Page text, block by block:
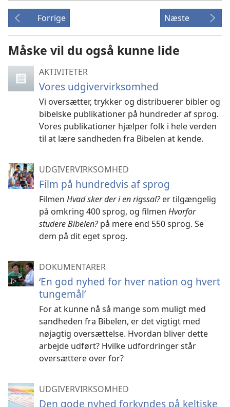
Forrige Næste
Måske vil du også kunne lide
AKTIVITETER
Vores udgivervirksomhed
Vi oversætter, trykker og distribuerer bibler og
bibelske publikationer på hundreder af sprog.
Vores publikationer hjælper folk i hele verden
til at lære sandheden fra Bibelen at kende.
UDGIVERVIRKSOMHED
Film på hundredvis af sprog
Filmen Hvad sker der i en rigssal?er tilgængelig
på omkring 400 sprog, og filmen Hvorfor
studere Bibelen?på mere end 550 sprog. Se
dem på dit eget sprog.
DOKUMENTARER
‘En god nyhed for hver nation og hvert
tungemål’
For at kunne nå så mange som muligt med
sandheden fra Bibelen, er det vigtigt med
nøjagtig oversættelse. Hvordan bliver dette
arbejde udført? Hvilke udfordringer står
oversættere over for?
UDGIVERVIRKSOMHED
Den gode nyhed forkyndes på keltiske